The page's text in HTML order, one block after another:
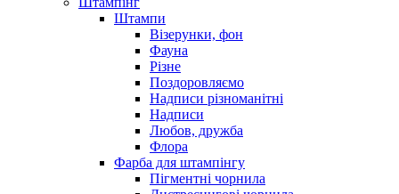
Штампи
Візерунки, фон
Фауна
Різне
Поздоровляємо
Надписи різноманітні
Надписи
Любов, дружба
Флора
Фарба для штампінгу
Пігментні чорнила